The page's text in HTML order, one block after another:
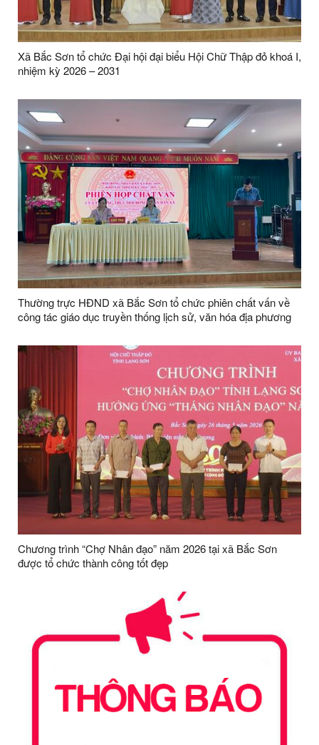
Xã Bắc Sơn tổ chức Đại hội đại biểu Hội Chữ Thập đỏ khoá I,
nhiệm kỳ 2026 – 2031
Thường trực HĐND xã Bắc Sơn tổ chức phiên chất vấn về
công tác giáo dục truyền thống lịch sử, văn hóa địa phương
Chương trình “Chợ Nhân đạo” năm 2026 tại xã Bắc Sơn
được tổ chức thành công tốt đẹp